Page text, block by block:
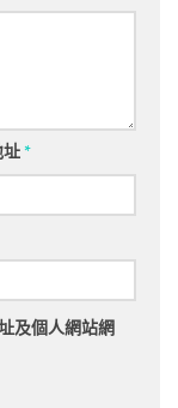
址*
及個人網站網